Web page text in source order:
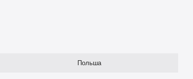
Польша